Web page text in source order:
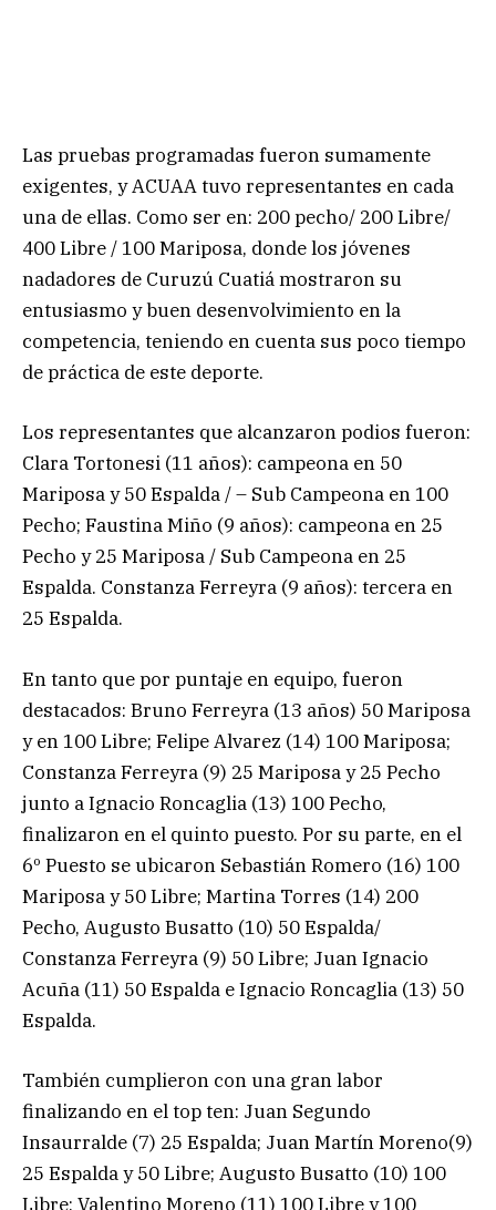
Las pruebas programadas fueron sumamente
exigentes, y ACUAA tuvo representantes en cada
una de ellas. Como ser en: 200 pecho/ 200 Libre/
400 Libre / 100 Mariposa, donde los jóvenes
nadadores de Curuzú Cuatiá mostraron su
entusiasmo y buen desenvolvimiento en la
competencia, teniendo en cuenta sus poco tiempo
de práctica de este deporte.
Los representantes que alcanzaron podios fueron:
Clara Tortonesi (11 años): campeona en 50
Mariposa y 50 Espalda / – Sub Campeona en 100
Pecho; Faustina Miño (9 años): campeona en 25
Pecho y 25 Mariposa / Sub Campeona en 25
Espalda. Constanza Ferreyra (9 años): tercera en
25 Espalda.
En tanto que por puntaje en equipo, fueron
destacados: Bruno Ferreyra (13 años) 50 Mariposa
y en 100 Libre; Felipe Alvarez (14) 100 Mariposa;
Constanza Ferreyra (9) 25 Mariposa y 25 Pecho
junto a Ignacio Roncaglia (13) 100 Pecho,
finalizaron en el quinto puesto. Por su parte, en el
6º Puesto se ubicaron Sebastián Romero (16) 100
Mariposa y 50 Libre; Martina Torres (14) 200
Pecho, Augusto Busatto (10) 50 Espalda/
Constanza Ferreyra (9) 50 Libre; Juan Ignacio
Acuña (11) 50 Espalda e Ignacio Roncaglia (13) 50
Espalda.
También cumplieron con una gran labor
finalizando en el top ten: Juan Segundo
Insaurralde (7) 25 Espalda; Juan Martín Moreno(9)
25 Espalda y 50 Libre; Augusto Busatto (10) 100
Libre; Valentino Moreno (11) 100 Libre y 100